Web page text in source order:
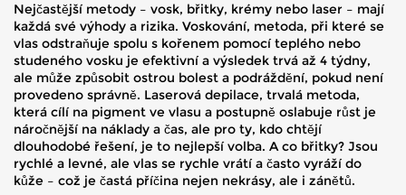
Nejčastější metody – vosk, břitky, krémy nebo laser – mají
každá své výhody a rizika. Voskování, metoda, při které se
vlas odstraňuje spolu s kořenem pomocí teplého nebo
studeného vosku je efektivní a výsledek trvá až 4 týdny,
ale může způsobit ostrou bolest a podráždění, pokud není
provedeno správně. Laserová depilace, trvalá metoda,
která cílí na pigment ve vlasu a postupně oslabuje růst je
náročnější na náklady a čas, ale pro ty, kdo chtějí
dlouhodobé řešení, je to nejlepší volba. A co břitky? Jsou
rychlé a levné, ale vlas se rychle vrátí a často vyráží do
kůže – což je častá příčina nejen nekrásy, ale i zánětů.